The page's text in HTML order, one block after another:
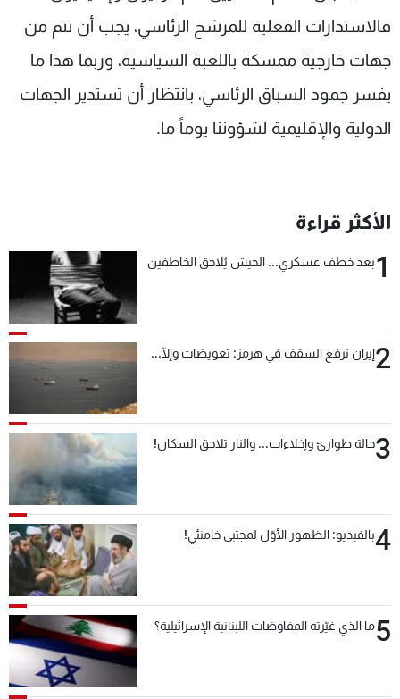
فالاستدارات الفعلية للمرشح الرئاسي، يجب أن تتم من
جهات خارجية ممسكة باللعبة السياسية، وربما هذا ما
يفسر جمود السباق الرئاسي، بانتظار أن تستدير الجهات
الدولية والإقليمية لشؤوننا يوماً ما.
الأكثر قراءة
1بعد خطف عسكري... الجيش يُلاحق الخاطفين
2إيران ترفع السقف في هرمز: تعويضات وإلّا...
3حالة طوارئ وإخلاءات... والنار تلاحق السكان!
4بالفيديو: الظهور الأوّل لمجتبى خامنئي!
5ما الذي غيّرته المفاوضات اللبنانية الإسرائيلية؟